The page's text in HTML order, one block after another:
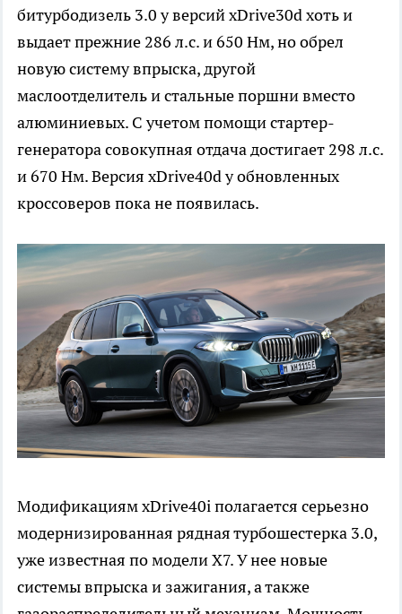
битурбодизель 3.0 у версий xDrive30d хоть и
выдает прежние 286 л.с. и 650 Нм, но обрел
новую систему впрыска, другой
маслоотделитель и стальные поршни вместо
алюминиевых. С учетом помощи стартер-
генератора совокупная отдача достигает 298 л.с.
и 670 Нм. Версия xDrive40d у обновленных
кроссоверов пока не появилась.
Модификациям xDrive40i полагается серьезно
модернизированная рядная турбошестерка 3.0,
уже известная по модели X7. У нее новые
системы впрыска и зажигания, а также